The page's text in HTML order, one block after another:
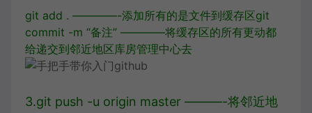
git add . ————-添加所有的是文件到缓存区git
commit -m “备注” ————将缓存区的所有更动都
给递交到邻近地区库房管理中心去
3.git push -u origin master ———-将邻近地